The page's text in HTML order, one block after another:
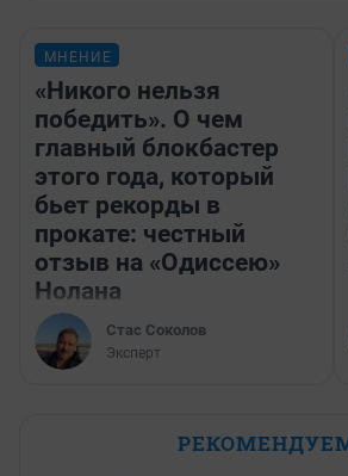
МНЕНИЕ
«Никого нельзя
победить». О чем
главный блокбастер
этого года, который
бьет рекорды в
прокате: честный
отзыв на «Одиссею»
Нолана
Стас Соколов
Эксперт